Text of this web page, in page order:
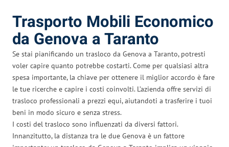
Trasporto Mobili Economico
da Genova a Taranto
Se stai pianificando un trasloco da Genova a Taranto, potresti
voler capire quanto potrebbe costarti. Come per qualsiasi altra
spesa importante, la chiave per ottenere il miglior accordo è fare
le tue ricerche e capire i costi coinvolti. L’azienda offre servizi di
trasloco professionali a prezzi equi, aiutandoti a trasferire i tuoi
beni in modo sicuro e senza stress.
I costi del trasloco sono influenzati da diversi fattori.
Innanzitutto, la distanza tra le due Genova è un fattore